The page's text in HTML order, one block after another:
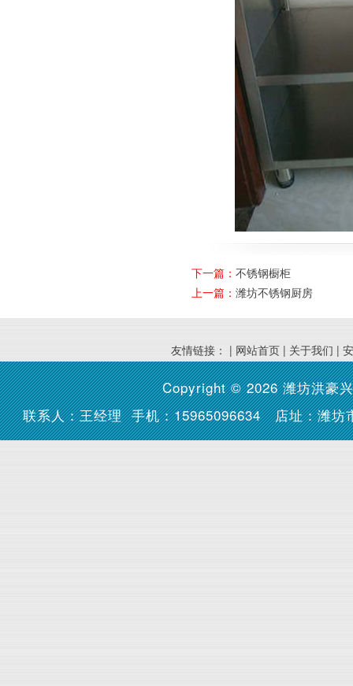
下一篇： 不锈钢橱柜
上一篇： 潍坊不锈钢厨房
友情链接： | 网站首页 | 关于我们 |
Copyright © 2026潍坊洪豪
联系人：王经理 手机：15965096634 店址：潍